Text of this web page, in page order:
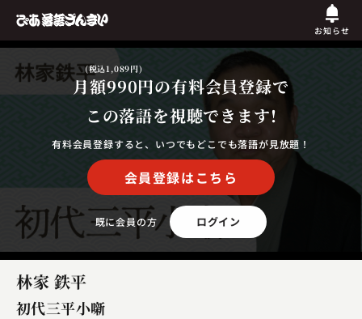
お知らせ
月額990円
(税込1,089円)
の有料会員登録で
この落語を視聴できます!
有料会員登録すると、いつでもどこでも落語が見放題！
会員登録はこちら
既に会員の方 ログイン
林家 鉄平
初代三平小噺